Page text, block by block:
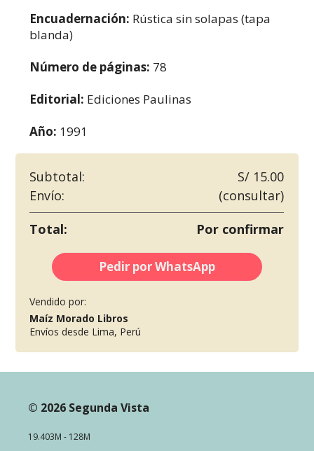
Encuadernación: Rústica sin solapas (tapa
blanda)
Número de páginas: 78
Editorial: Ediciones Paulinas
Año: 1991
Subtotal:
S/ 15.00
Envío:
(consultar)
Total:
Por confirmar
Pedir por WhatsApp
Vendido por:
Maíz Morado Libros
Envíos desde Lima, Perú
© 2026 Segunda Vista
19.403M - 128M